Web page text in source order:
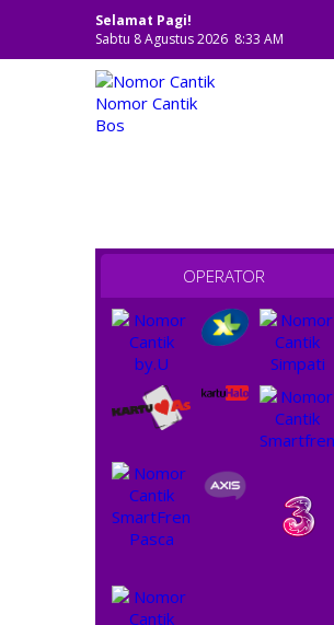
Selamat Pagi!
Sabtu 8 Agustus 2026 8:33 AM
OPERATOR